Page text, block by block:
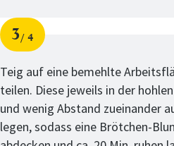
Schritt
3
von
4
Teig auf eine bemehlte
teilen. Diese jeweils in der
und wenig Abstand zueinander
legen, sodass eine Brötchen-